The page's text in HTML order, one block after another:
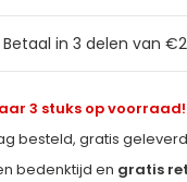
Betaal in 3 delen van
3 stuks op voorraad!
besteld, gratis
bedenktijd en gratis